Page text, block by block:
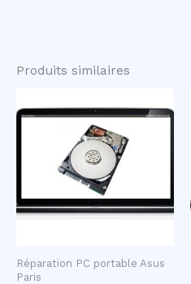
Produits similaires
Réparation PC portable Asus
Paris